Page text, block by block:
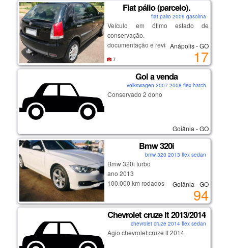
Fiat pálio (parcelo).
fiat palio 2009 gasolina
Veículo em ótimo estado de
conservação.
documentação e revisão em dias.
avista:16.800
entrada:1.016,33.
parcela:445,75.
facilito para autônomos, pessoas
com pequenas restrições e score
baixo mediante a análise.
sou de anápolis.
contato (62)996249725 ou
whatsapp. (62)995657079.
Anápolis - GO
17
7
Gol a venda
volkswagen 2007 2008 flex hatch
Conservado 2 dono
Goiânia - GO
Bmw 320i
bmw 320 2013 flex sedan
Bmw 320i turbo
ano 2013
100.000 km rodados
Goiânia - GO
94
Chevrolet cruze lt 2013/2014
chevrolet cruze 2014 flex sedan
Agio chevrolet cruze lt 2014